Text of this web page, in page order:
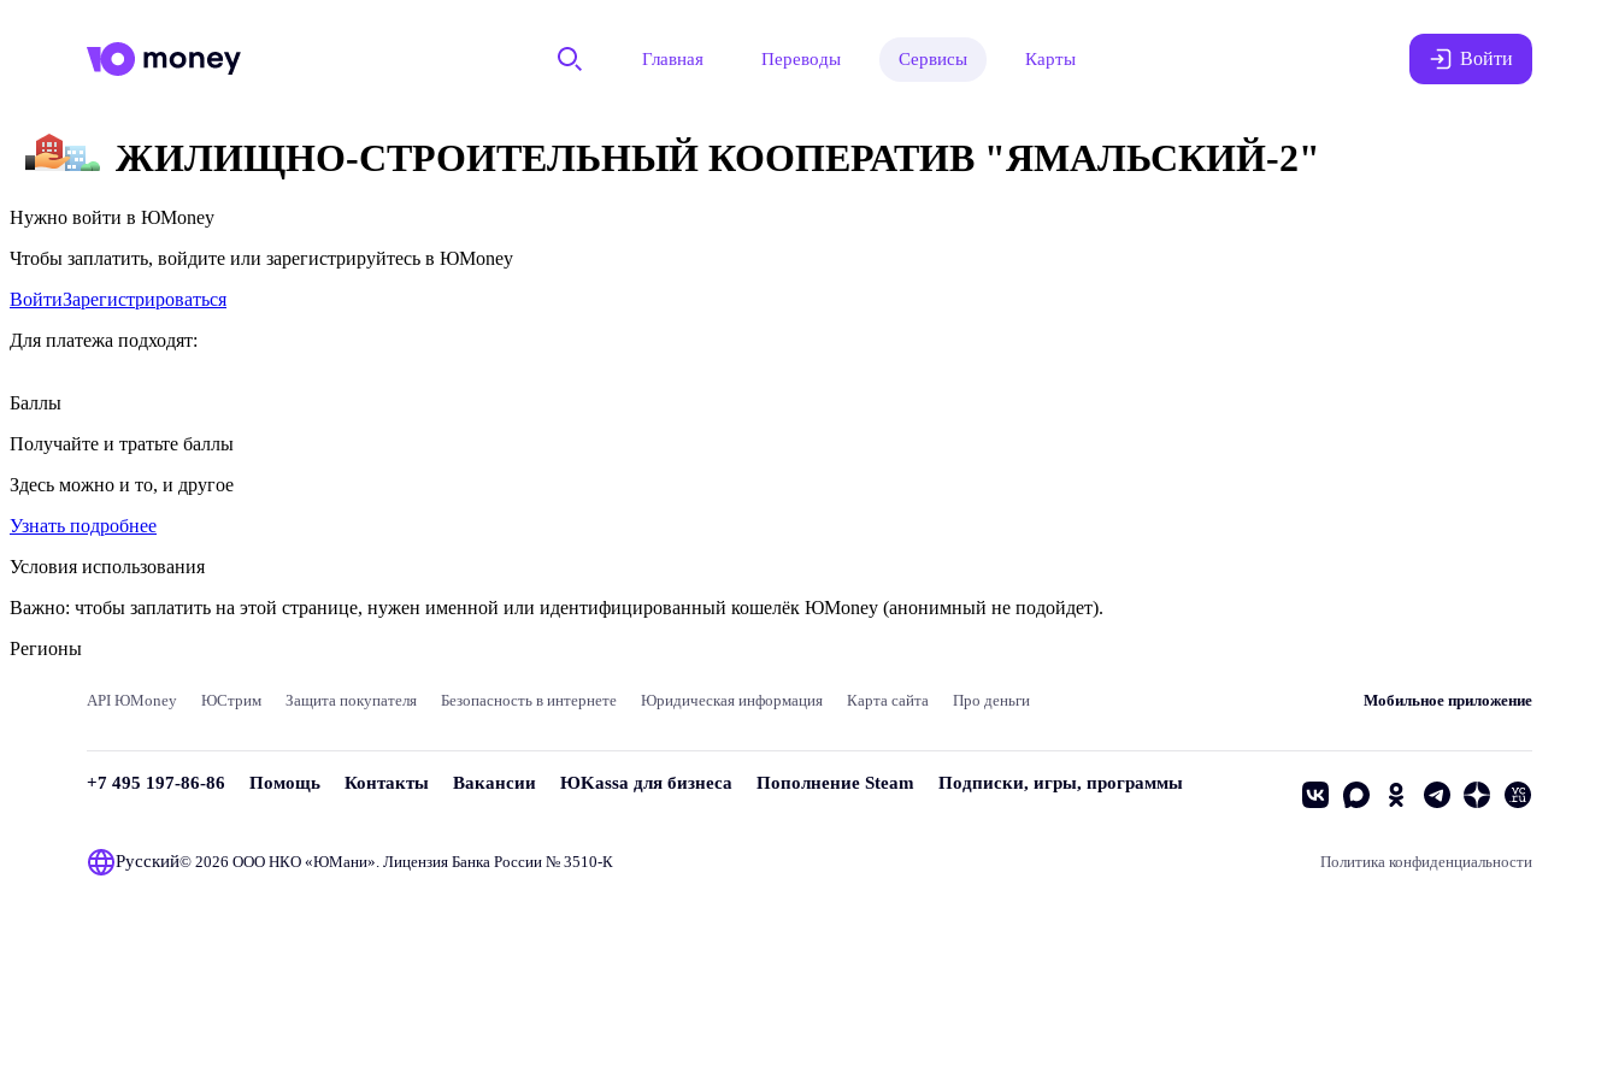
Главная Переводы Сервисы Карты Войти
ЖИЛИЩНО-СТРОИТЕЛЬНЫЙ КООПЕРАТИВ "ЯМАЛЬСКИЙ-2"
Нужно войти в ЮMoney
Чтобы заплатить, войдите или зарегистрируйтесь в ЮMoney
ВойтиЗарегистрироваться
Для платежа подходят:
Баллы
Получайте и тратьте баллы
Здесь можно и то, и другое
Узнать подробнее
Условия использования
Важно: чтобы заплатить на этой странице, нужен именной или идентифицированный кошелёк ЮMoney (анонимный не подойдет).
Регионы
API ЮMoney ЮСтрим Защита покупателя Безопасность в интернете Юридическая информация Карта сайта Про деньги Мобильное приложение
+7 495 197-86-86 Помощь Контакты Вакансии ЮKassa для бизнеса Пополнение Steam Подписки, игры, программы
Русский© 2026 ООО НКО «ЮМани». Лицензия Банка России № 3510‑К Политика конфиденциальности